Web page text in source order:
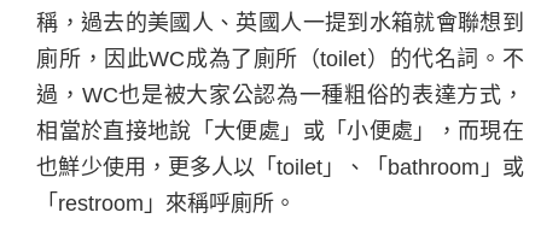
稱，過去的美國人、英國人一提到水箱就會聯想到
廁所，因此WC成為了廁所（toilet）的代名詞。不
過，WC也是被大家公認為一種粗俗的表達方式，
相當於直接地說「大便處」或「小便處」，而現在
也鮮少使用，更多人以「toilet」、「bathroom」或
「restroom」來稱呼廁所。